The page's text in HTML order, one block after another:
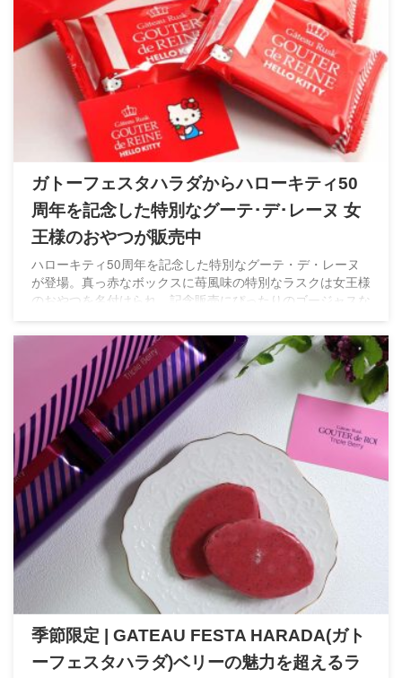
ガトーフェスタハラダからハローキティ50
周年を記念した特別なグーテ･デ･レーヌ 女
王様のおやつが販売中
ハローキティ50周年を記念した特別なグーテ・デ・レーヌ
が登場。真っ赤なボックスに苺風味の特別なラスクは女王様
のおやつを名付けられ、記念販売にぴったりのゴージャスな
季節限定 | GATEAU FESTA HARADA(ガト
ーフェスタハラダ)ベリーの魅力を超えるラ